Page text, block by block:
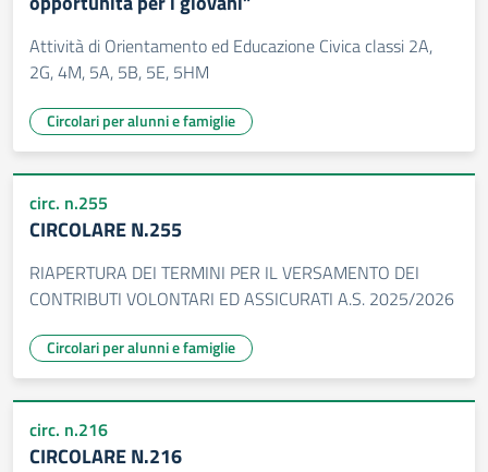
Attività di Orientamento ed Educazione Civica classi 2A,
2G, 4M, 5A, 5B, 5E, 5HM
Circolari per alunni e famiglie
circ. n.255
CIRCOLARE N.255
RIAPERTURA DEI TERMINI PER IL VERSAMENTO DEI
CONTRIBUTI VOLONTARI ED ASSICURATI A.S. 2025/2026
Circolari per alunni e famiglie
circ. n.216
CIRCOLARE N.216